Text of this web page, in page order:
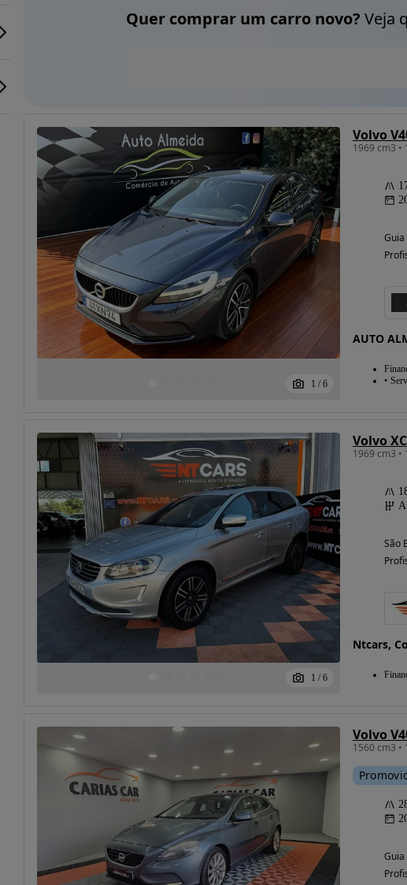
Quer comprar um carro novo? Veja
1 / 6
Volvo
1969 cm3 •
Guia
AUTO
1 / 6
Volvo
1969 cm3 •
São
Ntcars,
Volvo
1560 cm3 •
Guia